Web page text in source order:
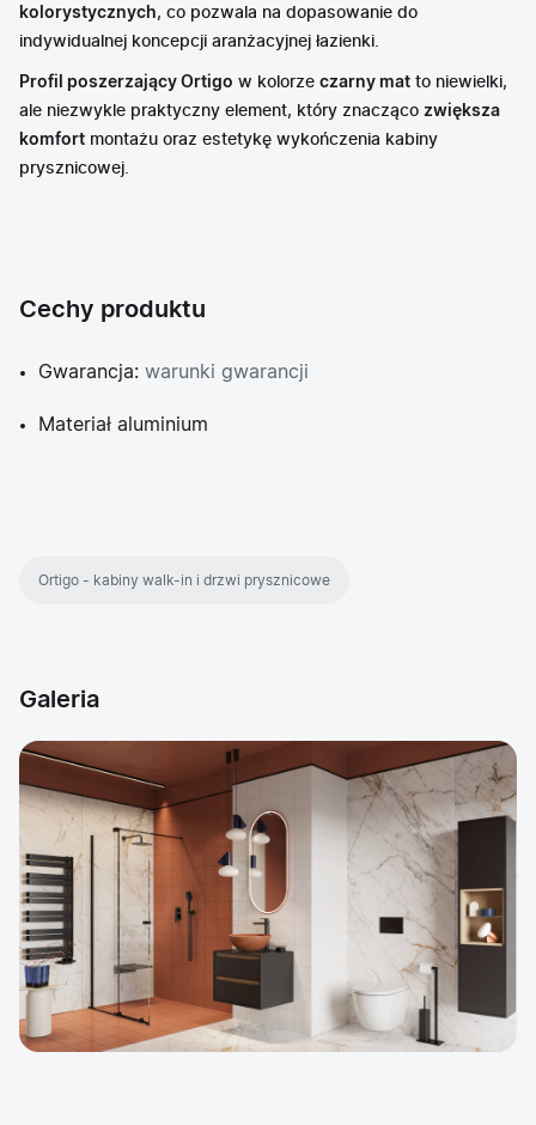
kolorystycznych, co pozwala na dopasowanie do
indywidualnej koncepcji aranżacyjnej łazienki.
Profil poszerzający Ortigo w kolorze czarny mat to niewielki,
ale niezwykle praktyczny element, który znacząco zwiększa
komfort montażu oraz estetykę wykończenia kabiny
prysznicowej.
Cechy produktu
Gwarancja: warunki gwarancji
Materiał aluminium
Ortigo - kabiny walk-in i drzwi prysznicowe
Galeria